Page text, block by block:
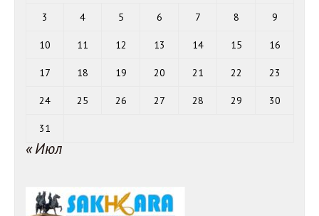
3 4 5 6 7 8 9
10 11 12 13 14 15 16
17 18 19 20 21 22 23
24 25 26 27 28 29 30
31
« Июл